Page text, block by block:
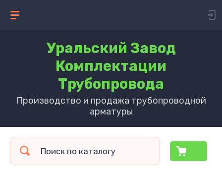
Уральский Завод
Комплектации
Трубопровода
Производство и продажа трубопроводной
арматуры